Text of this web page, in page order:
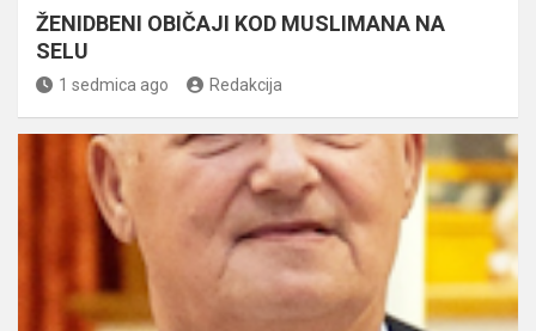
ŽENIDBENI OBIČAJI KOD MUSLIMANA NA
SELU
1 sedmica ago Redakcija